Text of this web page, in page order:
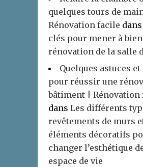
quelques tours de main
Rénovation facile dans
clés pour mener à
rénovation de la salle
Quelques astuces
pour réussir une
bâtiment | Rénovation
dans Les différents
revêtements de murs
éléments décoratifs
changer l’esthétique
espace de vie